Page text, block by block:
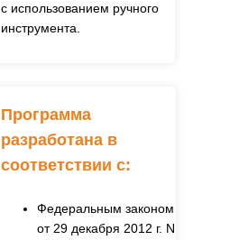
Федеральным законом
от 29 декабря 2012 г. N
Программа
разработана в
соответствии с:
с использованием ручного
инструмента.